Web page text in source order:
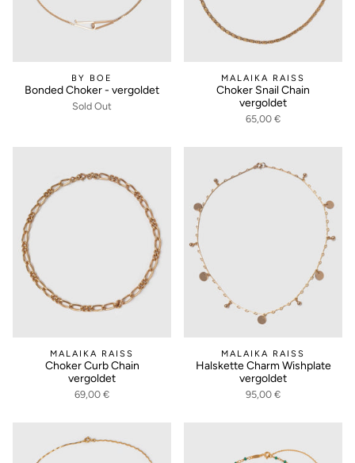
BY BOE
Bonded Choker - vergoldet
Sold Out
MALAIKA RAISS
Choker Snail Chain
vergoldet
65,00 €
MALAIKA RAISS
Choker Curb Chain
vergoldet
69,00 €
MALAIKA RAISS
Halskette Charm Wishplate
vergoldet
95,00 €